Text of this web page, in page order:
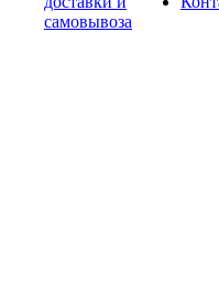
самовывоза